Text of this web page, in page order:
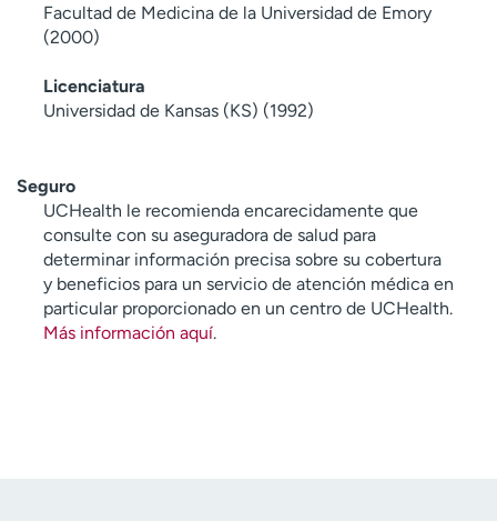
Facultad de Medicina de la Universidad de Emory
(2000)
Licenciatura
Universidad de Kansas (KS) (1992)
Seguro
UCHealth le recomienda encarecidamente que
consulte con su aseguradora de salud para
determinar información precisa sobre su cobertura
y beneficios para un servicio de atención médica en
particular proporcionado en un centro de UCHealth.
Más información aquí.